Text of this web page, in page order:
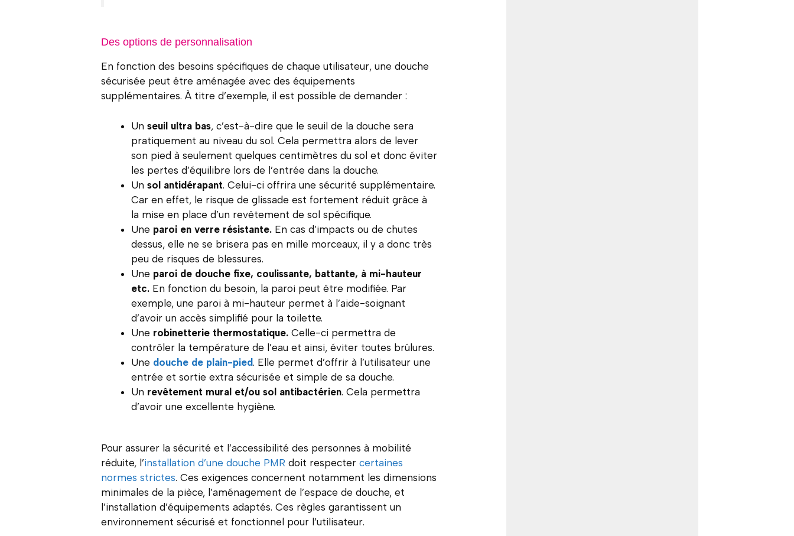
Des options de personnalisation
En fonction des besoins spécifiques de chaque utilisateur, une douche
sécurisée peut être aménagée avec des équipements
supplémentaires. À titre d’exemple, il est possible de demander :
Unseuil ultra bas, c’est-à-dire que le seuil de la douche sera
pratiquement au niveau du sol. Cela permettra alors de lever
son pied à seulement quelques centimètres du sol et donc éviter
les pertes d’équilibre lors de l’entrée dans la douche.
Unsol antidérapant. Celui-ci offrira une sécurité supplémentaire.
Car en effet, le risque de glissade est fortement réduit grâce à
la mise en place d’un revêtement de sol spécifique.
Une paroi en verre résistante. En cas d’impacts ou de chutes
dessus, elle ne se brisera pas en mille morceaux, il y a donc très
peu de risques de blessures.
Une paroi de douche fixe, coulissante, battante, à mi-hauteur
etc. En fonction du besoin, la paroi peut être modifiée. Par
exemple, une paroi à mi-hauteur permet à l’aide-soignant
d’avoir un accès simplifié pour la toilette.
Une robinetterie thermostatique.Celle-ci permettra de
contrôler la température de l’eau et ainsi, éviter toutes brûlures.
Une douche de plain-pied. Elle permet d’offrir à l’utilisateur une
entrée et sortie extra sécurisée et simple de sa douche.
Un revêtement mural et/ou sol antibactérien. Cela permettra
d’avoir une excellente hygiène.
Pour assurer la sécurité et l’accessibilité des personnes à mobilité
réduite, l’installation d’une douche PMR doit respectercertaines
normes strictes. Ces exigences concernent notamment les dimensions
minimales de la pièce, l’aménagement de l’espace de douche, et
l’installation d’équipements adaptés. Ces règles garantissent un
environnement sécurisé et fonctionnel pour l’utilisateur.